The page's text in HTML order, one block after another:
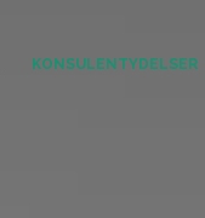
KONSULENTYDELSER